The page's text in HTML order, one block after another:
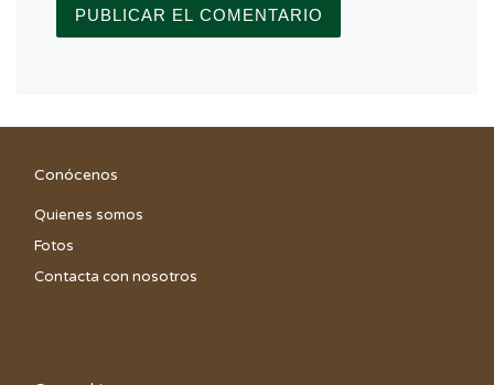
Conócenos
Quienes somos
Fotos
Contacta con nosotros